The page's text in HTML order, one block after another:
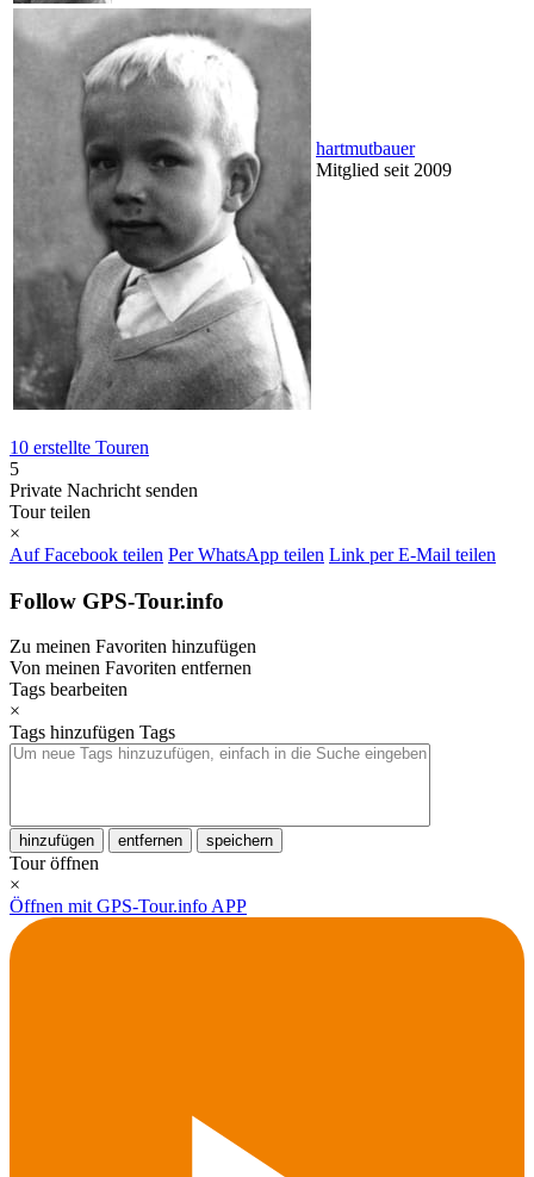
hartmutbauer
Mitglied seit 2009
10 erstellte Touren
5
Private Nachricht senden
Tour teilen
×
Auf Facebook teilen Per WhatsApp teilen Link per E-Mail teilen
Follow GPS-Tour.info
Zu meinen Favoriten hinzufügen
Von meinen Favoriten entfernen
Tags bearbeiten
×
Tags hinzufügen Tags
hinzufügen entfernen speichern
Tour öffnen
×
Öffnen mit GPS-Tour.info APP